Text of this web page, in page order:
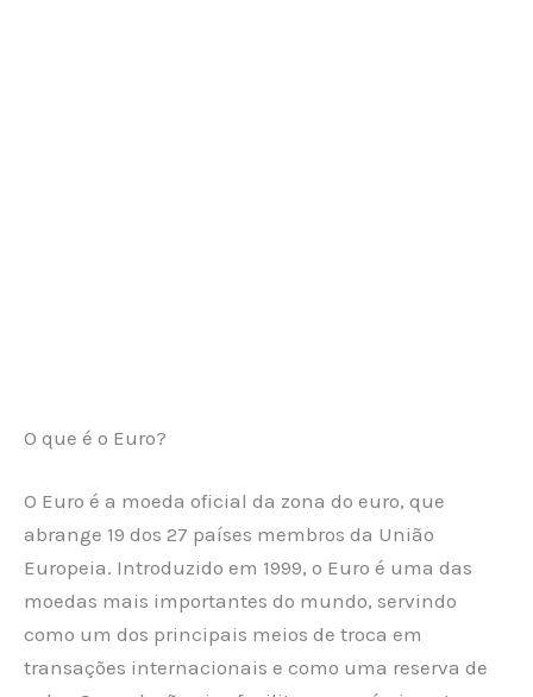
O que é o Euro?
O Euro é a moeda oficial da zona do euro, que
abrange 19 dos 27 países membros da União
Europeia. Introduzido em 1999, o Euro é uma das
moedas mais importantes do mundo, servindo
como um dos principais meios de troca em
transações internacionais e como uma reserva de